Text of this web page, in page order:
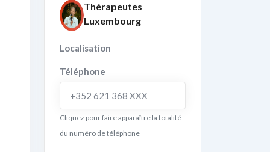
Thérapeutes
Luxembourg
Localisation
Téléphone
+352 621 368 XXX
Cliquez pour faire apparaître la totalité
du numéro de téléphone